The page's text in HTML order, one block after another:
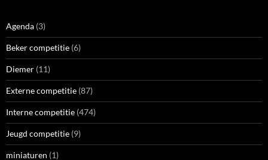
Agenda (3)
Beker competitie (6)
Diemer (11)
Externe competitie (87)
Interne competitie (474)
Jeugd competitie (9)
miniaturen (1)